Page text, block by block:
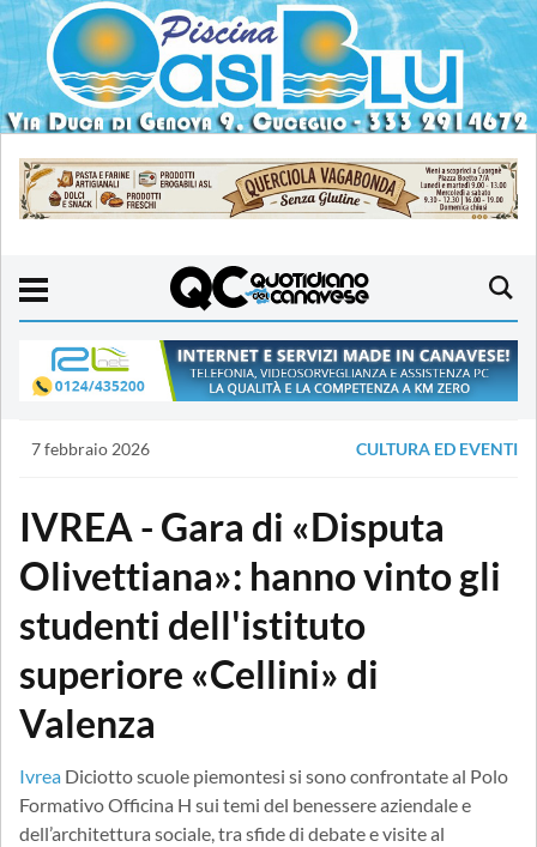
7 febbraio 2026 CULTURA ED EVENTI
IVREA - Gara di «Disputa
Olivettiana»: hanno vinto gli
studenti dell'istituto
superiore «Cellini» di
Valenza
Ivrea Diciotto scuole piemontesi si sono confrontate al Polo
Formativo Officina H sui temi del benessere aziendale e
dell’architettura sociale, tra sfide di debate e visite al